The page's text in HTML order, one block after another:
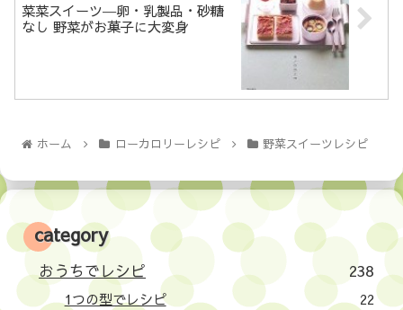
菜菜スイーツ―卵・乳製品・砂糖
なし 野菜がお菓子に大変身
ホーム ローカロリーレシピ 野菜スイーツレシピ
category
おうちでレシピ 238
1つの型でレシピ
22